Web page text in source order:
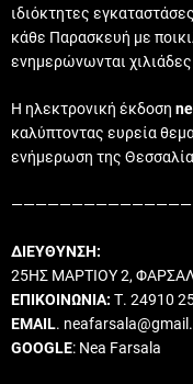
ιδιόκτητες
κάθε Παρασκευή με
ενημερώνωνται
Η ηλεκτρονική έκδοση
καλύπτοντας ευρεία
ενήμερωση της
ΔΙΕΥΘΥΝΣΗ:
25ΗΣ ΜΑΡΤΙΟΥ 2,
ΕΠΙΚΟΙΝΩΝΙΑ: Τ. 24910
EMAIL.
GOOGLE: Nea Farsala